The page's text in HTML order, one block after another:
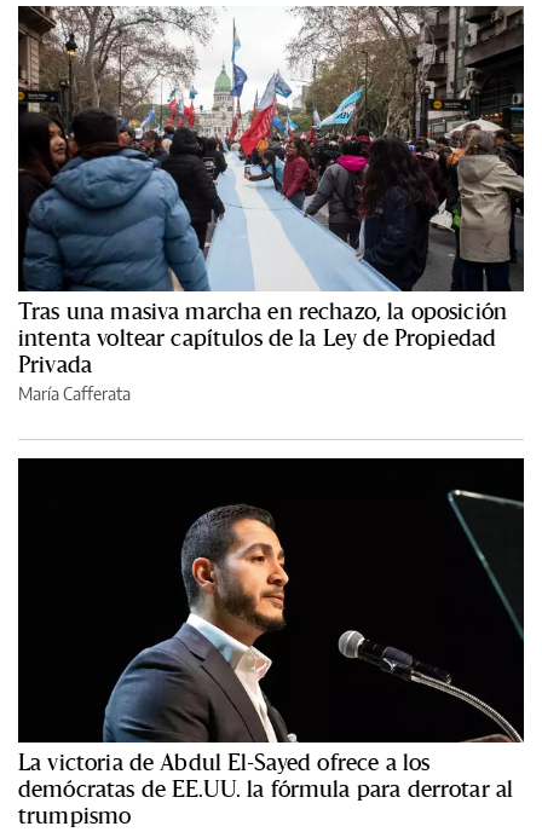
Tras una masiva marcha en rechazo, la oposición
intenta voltear capítulos de la Ley de Propiedad
Privada
María Cafferata
La victoria de Abdul El-Sayed ofrece a los
demócratas de EE.UU. la fórmula para derrotar al
trumpismo